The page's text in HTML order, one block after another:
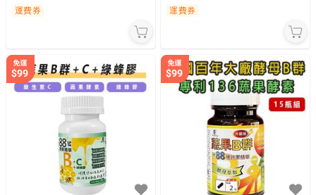
運費券 運費券